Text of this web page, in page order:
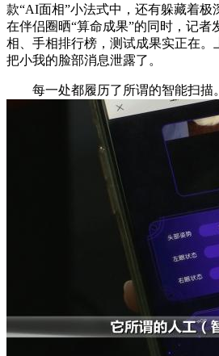
款“AI面相”小法式中，还有躲藏着极
在伴侣圈晒“算命成果”的同时，记者
相、手相排行榜，测试成果实正在。
把小我的脸部消息泄露了。
每一处都履历了所谓的智能扫描。